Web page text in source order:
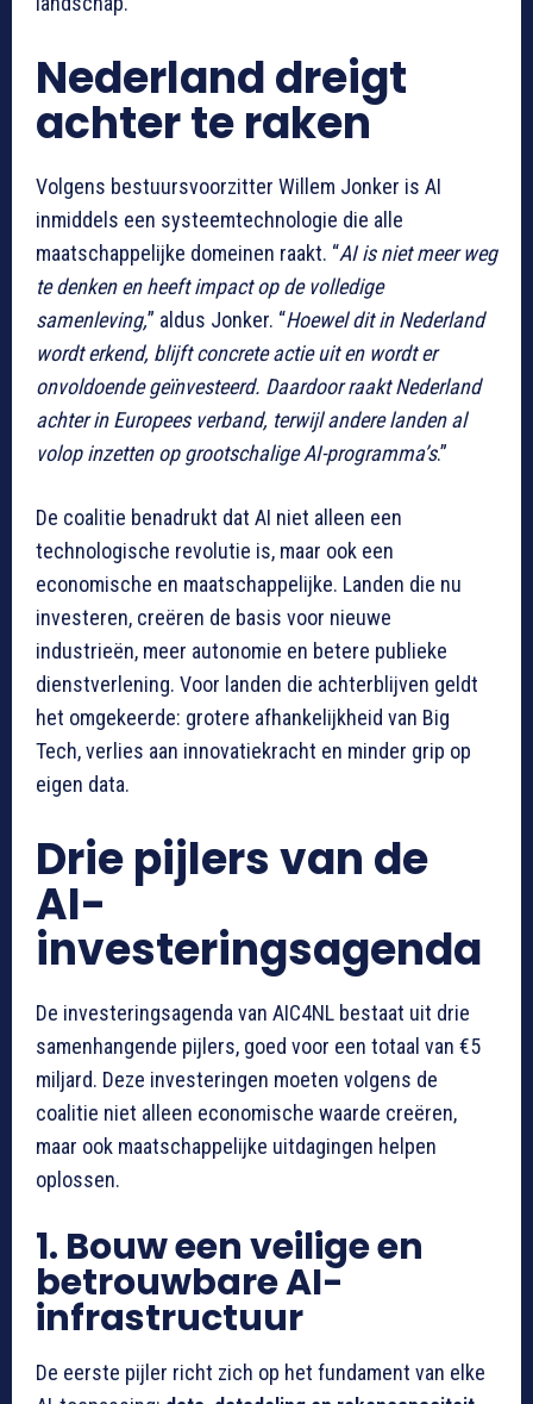
Nederland dreigt
achter te raken
Volgens bestuursvoorzitter Willem Jonker is AI
inmiddels een systeemtechnologie die alle
maatschappelijke domeinen raakt. “AI is niet meer weg
te denken en heeft impact op de volledige
samenleving,” aldus Jonker. “Hoewel dit in Nederland
wordt erkend, blijft concrete actie uit en wordt er
onvoldoende geïnvesteerd. Daardoor raakt Nederland
achter in Europees verband, terwijl andere landen al
volop inzetten op grootschalige AI-programma’s.”
De coalitie benadrukt dat AI niet alleen een
technologische revolutie is, maar ook een
economische en maatschappelijke. Landen die nu
investeren, creëren de basis voor nieuwe
industrieën, meer autonomie en betere publieke
dienstverlening. Voor landen die achterblijven geldt
het omgekeerde: grotere afhankelijkheid van Big
Tech, verlies aan innovatiekracht en minder grip op
eigen data.
Drie pijlers van de
AI-
investeringsagenda
De investeringsagenda van AIC4NL bestaat uit drie
samenhangende pijlers, goed voor een totaal van €5
miljard. Deze investeringen moeten volgens de
coalitie niet alleen economische waarde creëren,
maar ook maatschappelijke uitdagingen helpen
oplossen.
1. Bouw een veilige en
betrouwbare AI-
infrastructuur
De eerste pijler richt zich op het fundament van elke